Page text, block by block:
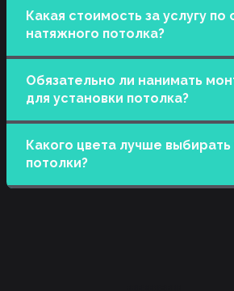
подходящий оттенок потолка.
собственных предпочтений.
учитывать, что глянцевые
сильно пачкаться и больше
возникновению царапин.
Какая стоимость за услугу по
натяжного потолка?
тыс руб.
Обязательно ли нанимать
для установки потолка?
при работе со светильниками
электромонтеру, так как
электричеством без навыков
Какого цвета лучше
потолки?